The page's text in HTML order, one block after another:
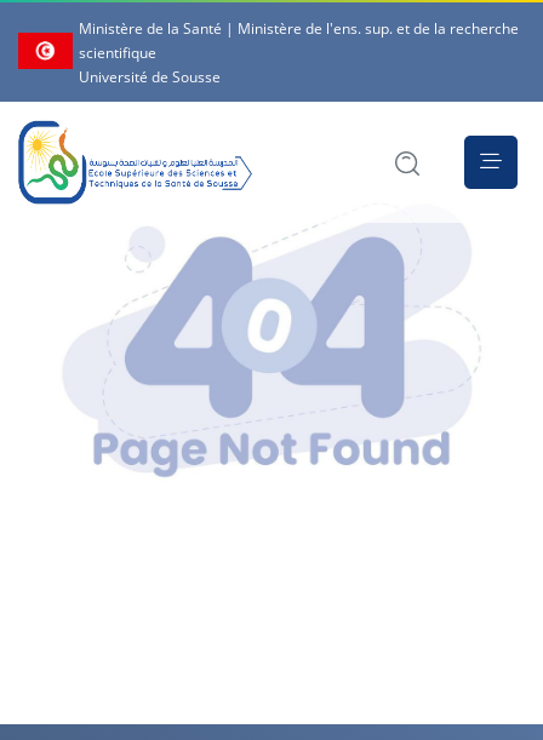
Ministère de la Santé | Ministère de l'ens. sup. et de la recherche
scientifique
Université de Sousse